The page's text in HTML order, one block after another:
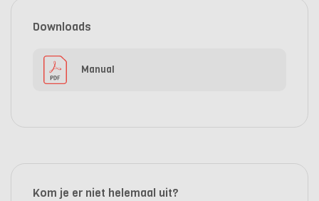
Downloads
Manual
Kom je er niet helemaal uit?